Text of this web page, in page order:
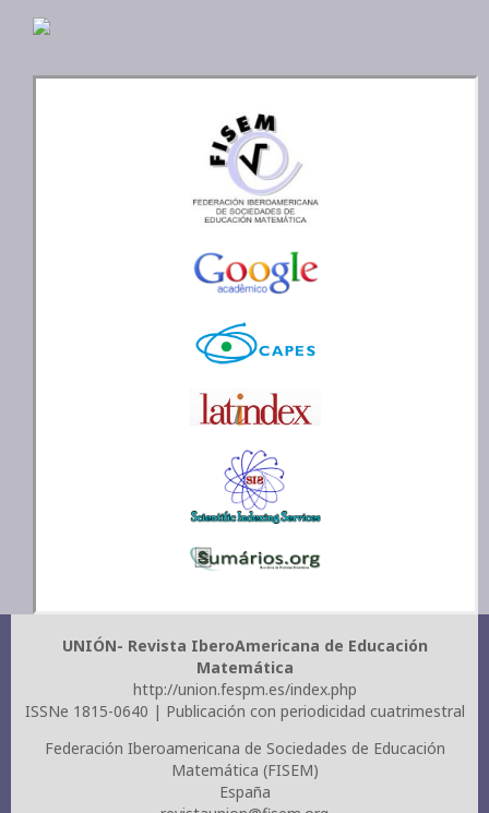
UNIÓN- Revista IberoAmericana de Educación
Matemática
http://union.fespm.es/index.php
ISSNe 1815-0640 | Publicación con periodicidad cuatrimestral
Federación Iberoamericana de Sociedades de Educación
Matemática (FISEM)
España